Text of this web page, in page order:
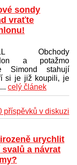
sondy
vraťte
Obchody
a potažmo
Simond stahují
si je již koupili, je
celý článek
příspěvků v diskuzi
urychlit
svalů a návrat